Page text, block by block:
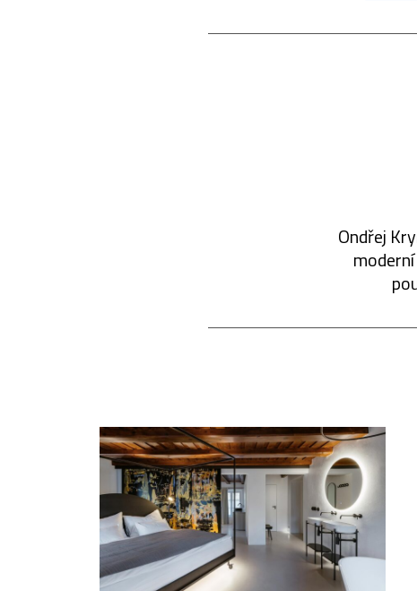
Ondřej